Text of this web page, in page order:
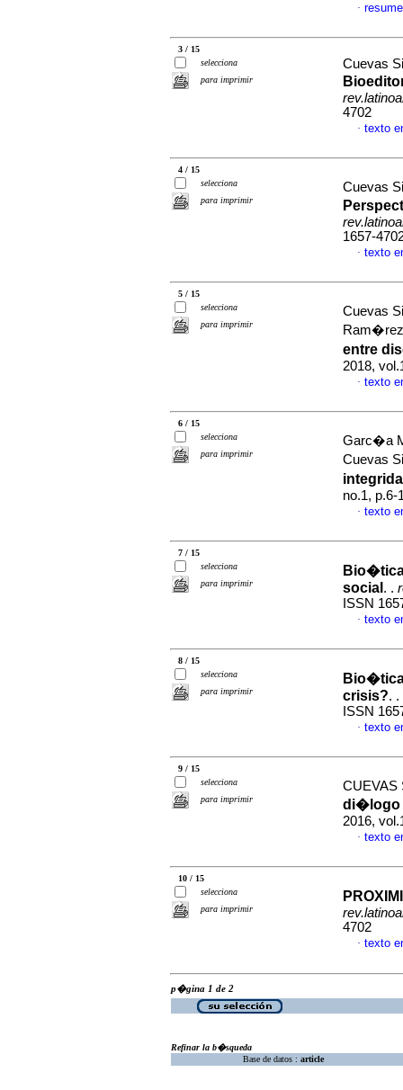
·
3 / 15
selecciona
para imprimir
Cuevas
4702
· texto
4 / 15
selecciona
para imprimir
Cuevas
1657-
· texto
5 / 15
selecciona
para imprimir
Cuevas
entre
2018,
· texto
6 / 15
selecciona
para imprimir
Garc�a
Cuevas
no.1, p.6-
· texto
7 / 15
selecciona
para imprimir
social . .
ISSN
· texto
8 / 15
selecciona
para imprimir
crisis?. .
ISSN
· texto
9 / 15
selecciona
para imprimir
di�logo
2016,
· texto
10 / 15
selecciona
para imprimir
4702
· texto
p�gina 1 de 2
Refinar la b�squeda
Base de datos : article